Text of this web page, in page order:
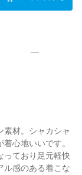
—
素材。シャカシャ
心地いいです。
っており足元軽快
ル感のある着こな